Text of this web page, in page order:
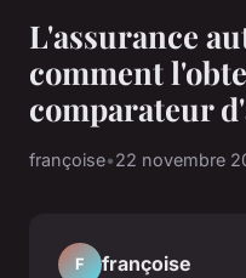
L'assurance
comment
comparateur
françoise•22 novembre
F françoise